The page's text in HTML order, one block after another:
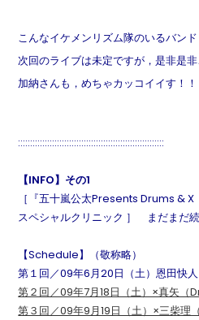
こんなイケメンリズム隊のいるバンド
次回のライブは未定ですが，是非是
加納さんも，めちゃカッコイイす！！
::::::::::::::::::::::::::::::::::::::::::::::::::::::::::::
【INFO】その1
［『五十嵐公太Presents Drums & X
スペシャルクリニック ］ まだまだ続
【Schedule】（敬称略）
第１回／09年6月20日（土）恩田快人
第２回／09年7月18日（土）×真矢（
第３回／09年9月19日（土）×三柴理